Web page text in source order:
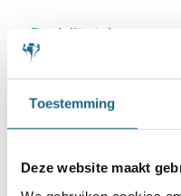
Toestemming
Deze website maakt
Deel dit stuk